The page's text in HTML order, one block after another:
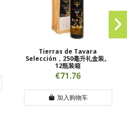
Tierras de Tavara
Selección，250毫升礼盒装。
12瓶装箱
€71.76
加入购物车